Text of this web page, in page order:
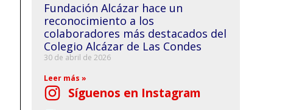
Fundación Alcázar hace un
reconocimiento a los
colaboradores más destacados del
Colegio Alcázar de Las Condes
30 de abril de 2026
Leer más »
Síguenos en Instagram